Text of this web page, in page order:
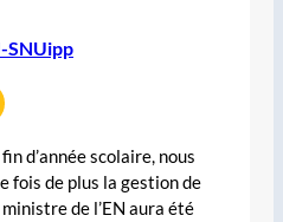
SNUipp
d’année scolaire, nous
fois de plus la gestion de
de l’EN aura été